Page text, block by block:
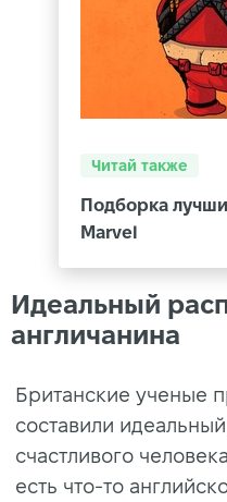
Читай также
Подборка
Marvel
Идеальный
англичанина
Британские ученые
составили
счастливого
есть что-то